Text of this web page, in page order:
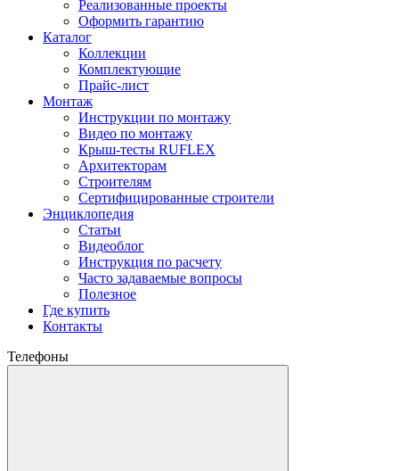
Реализованные проекты
Оформить гарантию
Каталог
Коллекции
Комплектующие
Прайс-лист
Монтаж
Инструкции по монтажу
Видео по монтажу
Крыш-тесты RUFLEX
Архитекторам
Строителям
Сертифицированные строители
Энциклопедия
Статьи
Видеоблог
Инструкция по расчету
Часто задаваемые вопросы
Полезное
Где купить
Контакты
Телефоны